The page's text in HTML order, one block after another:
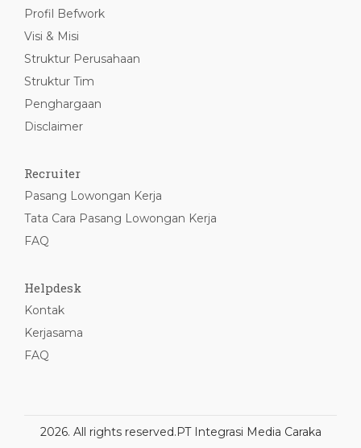
Profil Befwork
Visi & Misi
Struktur Perusahaan
Struktur Tim
Penghargaan
Disclaimer
Recruiter
Pasang Lowongan Kerja
Tata Cara Pasang Lowongan Kerja
FAQ
Helpdesk
Kontak
Kerjasama
FAQ
2026. All rights reserved.PT Integrasi Media Caraka